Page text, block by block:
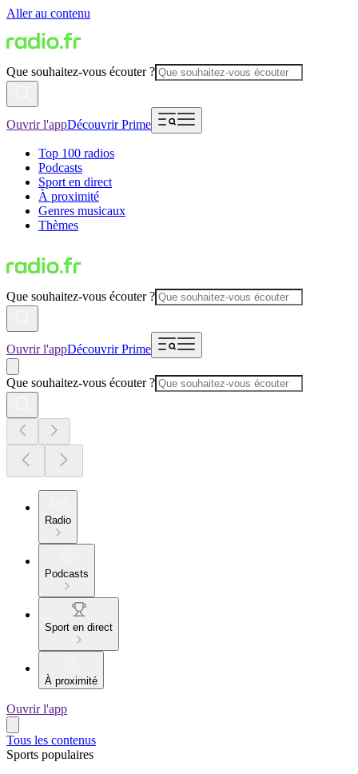
Aller au contenu
Que souhaitez-vous écouter ?
Ouvrir l'appDécouvrir Prime
Top 100 radios
Podcasts
Sport en direct
À proximité
Genres musicaux
Thèmes
Que souhaitez-vous écouter ?
Ouvrir l'appDécouvrir Prime
Que souhaitez-vous écouter ?
Radio
Podcasts
Sport en direct
À proximité
Ouvrir l'app
Tous les contenus
Sports populaires